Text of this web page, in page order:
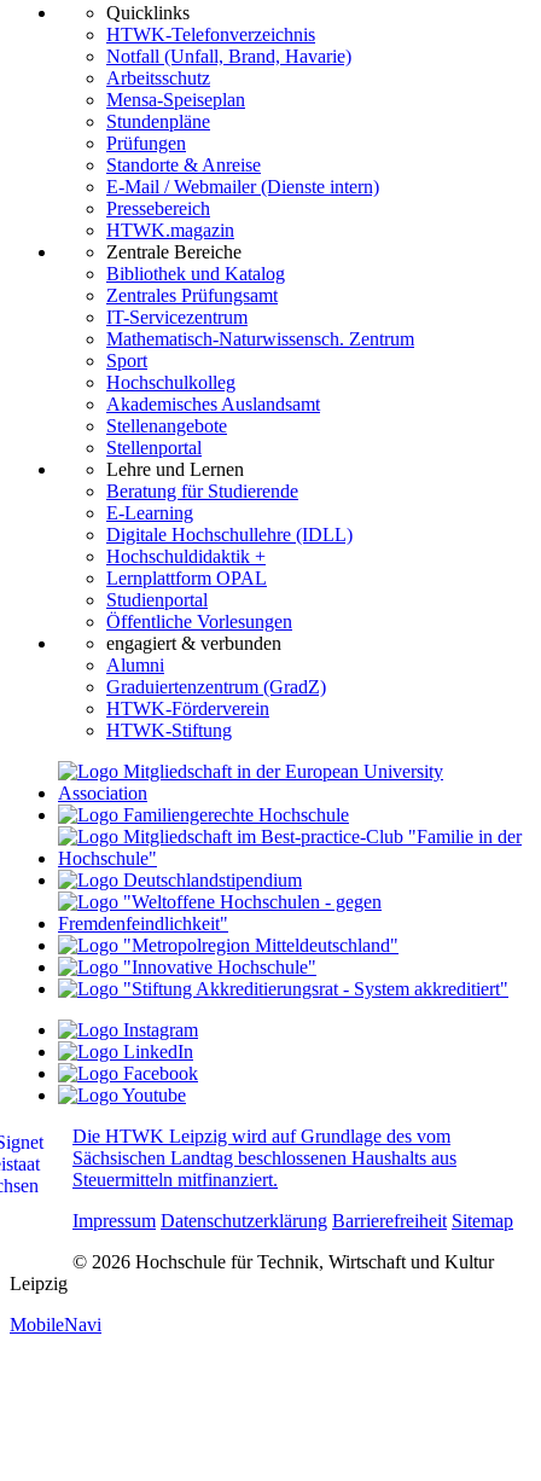
Quicklinks
HTWK-Telefonverzeichnis
Notfall (Unfall, Brand, Havarie)
Arbeitsschutz
Mensa-Speiseplan
Stundenpläne
Prüfungen
Standorte & Anreise
E-Mail / Webmailer (Dienste intern)
Pressebereich
HTWK.magazin
Zentrale Bereiche
Bibliothek und Katalog
Zentrales Prüfungsamt
IT-Servicezentrum
Mathematisch-Naturwissensch. Zentrum
Sport
Hochschulkolleg
Akademisches Auslandsamt
Stellenangebote
Stellenportal
Lehre und Lernen
Beratung für Studierende
E-Learning
Digitale Hochschullehre (IDLL)
Hochschuldidaktik +
Lernplattform OPAL
Studienportal
Öffentliche Vorlesungen
engagiert & verbunden
Alumni
Graduiertenzentrum (GradZ)
HTWK-Förderverein
HTWK-Stiftung
Die HTWK Leipzig wird auf Grundlage des vom
Sächsischen Landtag beschlossenen Haushalts aus
Steuermitteln mitfinanziert.
Impressum Datenschutzerklärung Barrierefreiheit Sitemap
© 2026 Hochschule für Technik, Wirtschaft und Kultur
Leipzig
MobileNavi